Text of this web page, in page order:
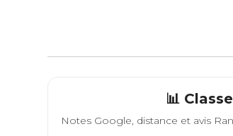
📊
Notes Google, distance et avis